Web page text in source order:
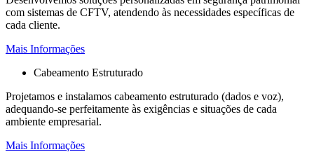
com sistemas de CFTV, atendendo às necessidades específicas de
cada cliente.
Mais Informações
Cabeamento Estruturado
Projetamos e instalamos cabeamento estruturado (dados e voz),
adequando-se perfeitamente às exigências e situações de cada
ambiente empresarial.
Mais Informações